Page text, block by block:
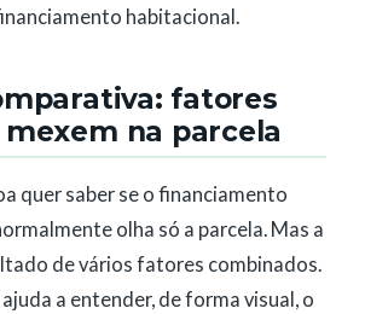
habitacional.
fatores
na parcela
quer saber se o financiamento
olha só a parcela. Mas a
de vários fatores combinados.
a entender, de forma visual, o